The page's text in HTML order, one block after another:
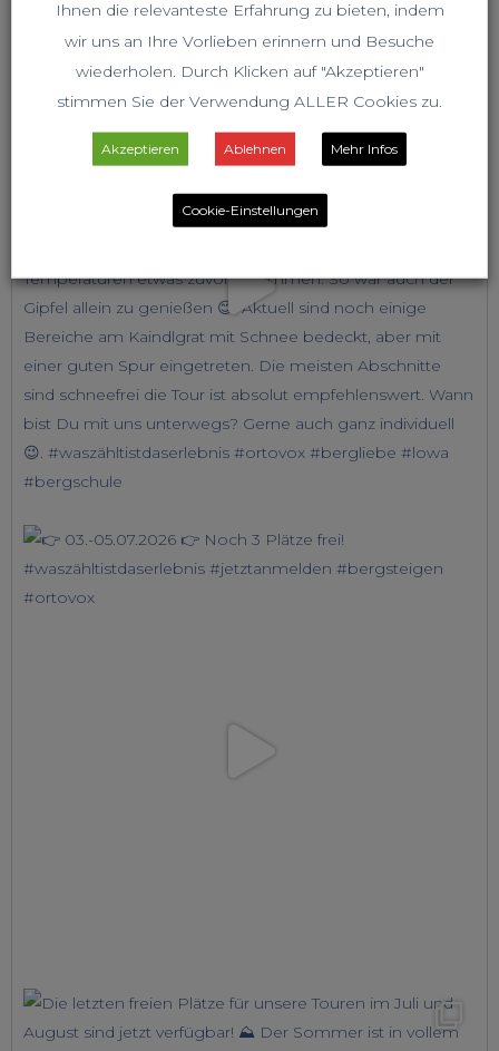
Ihnen die relevanteste Erfahrung zu bieten, indem
wir uns an Ihre Vorlieben erinnern und Besuche
wiederholen. Durch Klicken auf "Akzeptieren"
stimmen Sie der Verwendung ALLER Cookies zu.
Akzeptieren Ablehnen Mehr Infos
Cookie-Einstellungen